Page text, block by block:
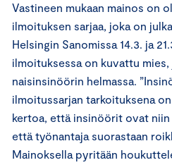
Vastineen mukaan mainos on
ilmoituksen sarjaa, joka on
Helsingin Sanomissa 14.3. ja
ilmoituksessa on kuvattu
naisinsinöörin helmassa.
ilmoitussarjan tarkoituksena
kertoa, että insinöörit ovat
että työnantaja suorastaan
Mainoksella pyritään